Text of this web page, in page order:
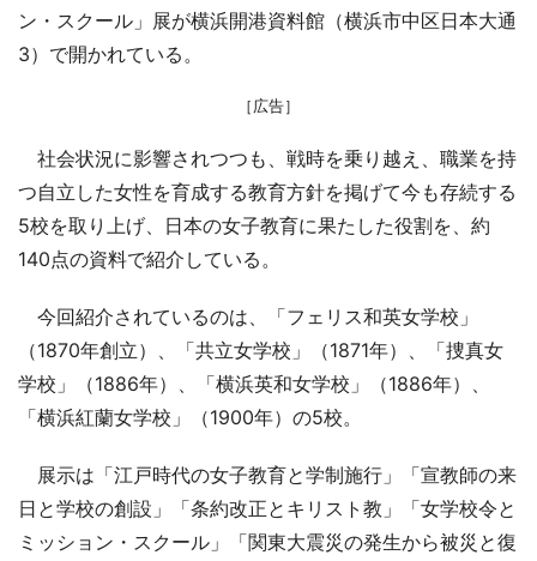
ン・スクール」展が横浜開港資料館（横浜市中区日本大通
3）で開かれている。
［広告］
社会状況に影響されつつも、戦時を乗り越え、職業を持
つ自立した女性を育成する教育方針を掲げて今も存続する
5校を取り上げ、日本の女子教育に果たした役割を、約
140点の資料で紹介している。
今回紹介されているのは、「フェリス和英女学校」
（1870年創立）、「共立女学校」（1871年）、「捜真女
学校」（1886年）、「横浜英和女学校」（1886年）、
「横浜紅蘭女学校」（1900年）の5校。
展示は「江戸時代の女子教育と学制施行」「宣教師の来
日と学校の創設」「条約改正とキリスト教」「女学校令と
ミッション・スクール」「関東大震災の発生から被災と復